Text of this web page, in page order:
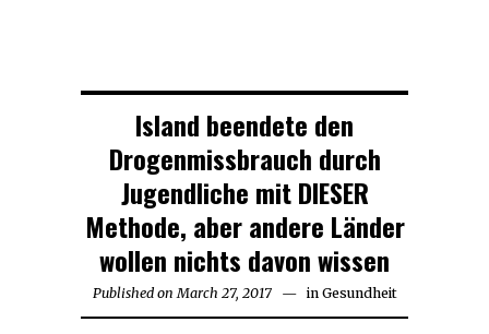
Island beendete den
Drogenmissbrauch durch
Jugendliche mit DIESER
Methode, aber andere Länder
wollen nichts davon wissen
Published on March 27, 2017 in Gesundheit